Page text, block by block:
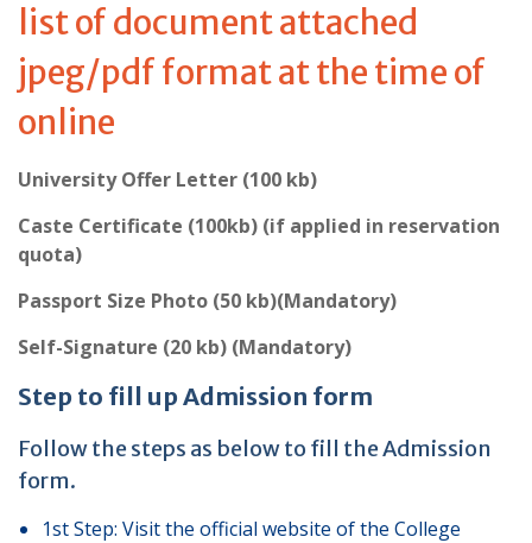
list of document attached
jpeg/pdf format at the time of
online
University Offer Letter (100 kb)
Caste Certificate (100kb) (if applied in reservation
quota)
Passport Size Photo (50 kb)(Mandatory)
Self-Signature (20 kb) (Mandatory)
Step to fill up Admission form
Follow the steps as below to fill the Admission
form.
1st Step: Visit the official website of the College